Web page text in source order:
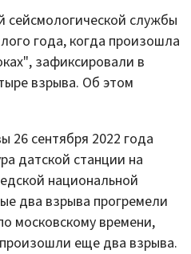
сейсмологической службы
года, когда произошла
зафиксировали в
взрыва. Об этом
26 сентября 2022 года
датской станции на
национальной
два взрыва прогремели
московскому времени,
произошли еще два взрыва.